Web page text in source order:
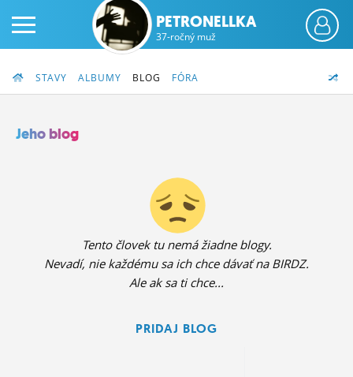
FÓRUM
STATUSY
PETRONELLKA
37-ročný muž
STAVY ALBUMY BLOG FÓRA
Jeho blog
Tento človek tu nemá žiadne blogy.
Nevadí, nie každému sa ich chce dávať na BIRDZ.
Ale ak sa ti chce...
PRIDAJ BLOG